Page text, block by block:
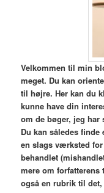
Velkommen til min
meget. Du kan
til højre. Her kan du
kunne have din
om de bøger, jeg har
Du kan således
en slags værksted
behandlet
mere om
også en rubrik til